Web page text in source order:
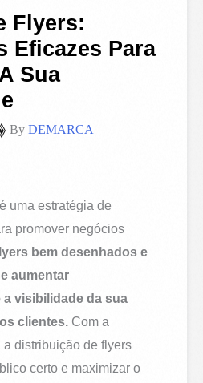
Flyers:
Eficazes Para
Sua
ByDEMARCA
é uma estratégia de
promover negócios
bem desenhados e
aumentar
visibilidade da sua
clientes. Com a
a distribuição de flyers
certo e maximizar o